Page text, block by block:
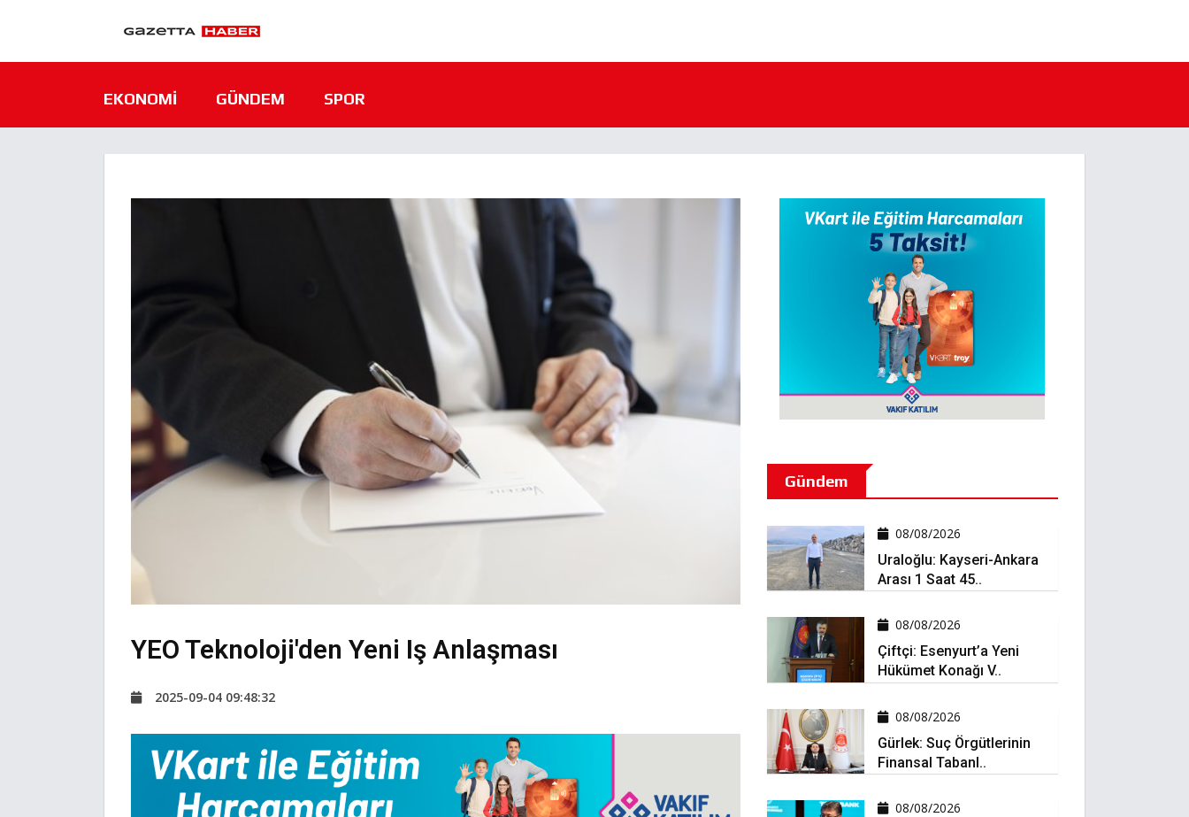
EKONOMI GÜNDEM SPOR
YEO Teknoloji'den Yeni Iş Anlaşması
2025-09-04 09:48:32
Gündem
08/08/2026
Uraloğlu: Kayseri-Ankara
Arası 1 Saat 45..
08/08/2026
Çiftçi: Esenyurt’a Yeni
Hükümet Konağı V..
08/08/2026
Gürlek: Suç Örgütlerinin
Finansal Tabanl..
08/08/2026